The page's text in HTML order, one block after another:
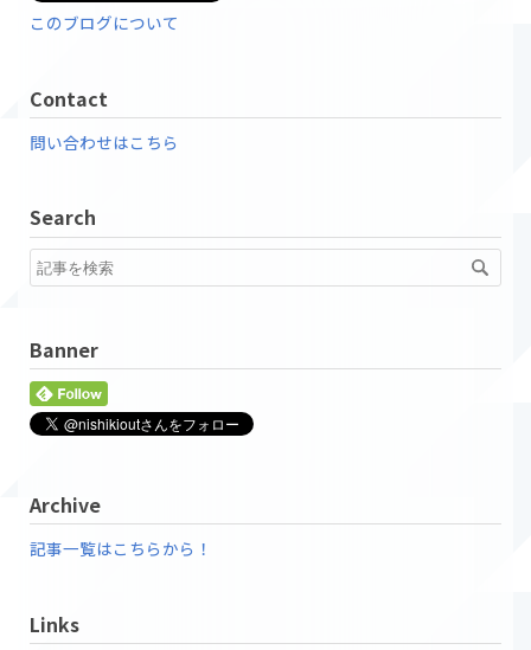
このブログについて
Contact
問い合わせはこちら
Search
Banner
Archive
記事一覧はこちらから！
Links